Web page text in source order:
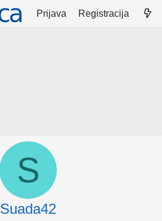
Prijava Registracija
S
Suada42